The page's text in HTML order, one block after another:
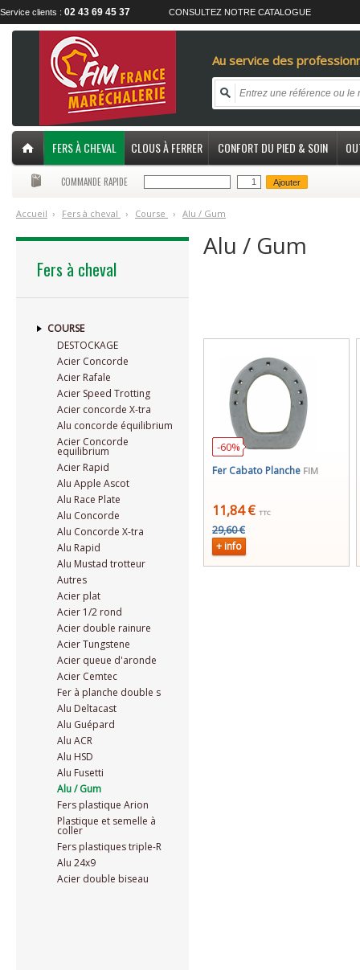
Service clients : 02 43 69 45 37 CONSULTEZ NOTRE CATALOGUE
Au service des
FERS À CHEVAL CLOUS À FERRER CONFORT DU PIED & SOIN
COMMANDE RAPIDE Ajouter
Accueil › Fers à cheval › Course › Alu / Gum
Fers à cheval
COURSE
DESTOCKAGE
Acier Concorde
Acier Rafale
Acier Speed Trotting
Acier concorde X-tra
Alu concorde équilibrium
Acier Concorde
equilibrium
Acier Rapid
Alu Apple Ascot
Alu Race Plate
Alu Concorde
Alu Concorde X-tra
Alu Rapid
Alu Mustad trotteur
Autres
Acier plat
Acier 1/2 rond
Acier double rainure
Acier Tungstene
Acier queue d'aronde
Acier Cemtec
Fer à planche double s
Alu Deltacast
Alu Guépard
Alu ACR
Alu HSD
Alu Fusetti
Alu / Gum
Fers plastique Arion
Plastique et semelle à
coller
Fers plastiques triple-R
Alu 24x9
Acier double biseau
Alu / Gum
-60%
Fer Cabato Planche FIM
11,84 € TTC
29,60 €
+ info